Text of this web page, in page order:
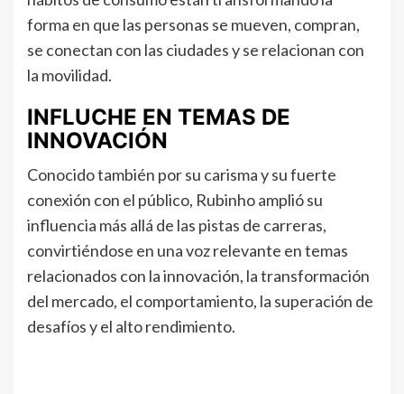
forma en que las personas se mueven, compran,
se conectan con las ciudades y se relacionan con
la movilidad.
INFLUCHE EN TEMAS DE
INNOVACIÓN
Conocido también por su carisma y su fuerte
conexión con el público, Rubinho amplió su
influencia más allá de las pistas de carreras,
convirtiéndose en una voz relevante en temas
relacionados con la innovación, la transformación
del mercado, el comportamiento, la superación de
desafíos y el alto rendimiento.